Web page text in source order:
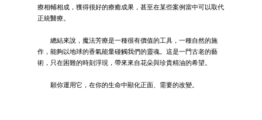
療相輔相成，獲得很好的療癒成果，甚至在某些案例當中可以取代
正統醫療。
總結來說，魔法芳療是一種很有價值的工具，一種自然的施
作，能夠以地球的香氣能量碰觸我們的靈魂。這是一門古老的藝
術，只在困難的時刻浮現，帶來來自花朵與珍貴精油的希望。
願你運用它，在你的生命中顯化正面、需要的改變。